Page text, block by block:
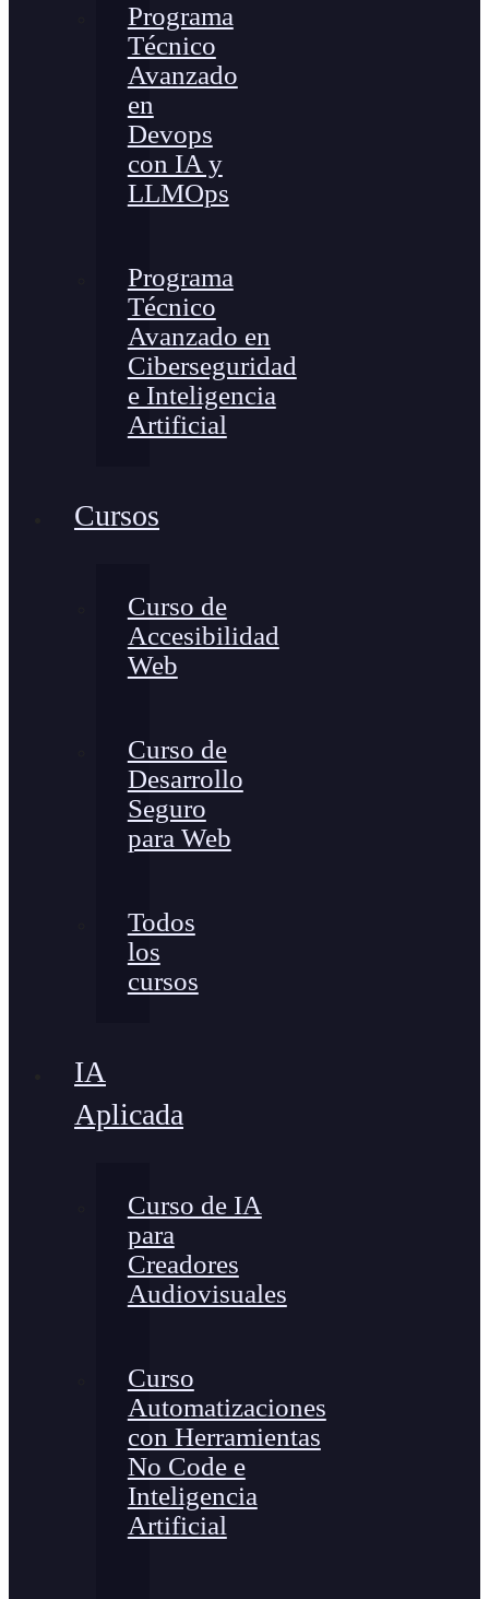
Programa
Técnico
Avanzado
en
Devops
con IA y
LLMOps
Programa
Técnico
Avanzado en
Ciberseguridad
e Inteligencia
Artificial
Cursos
Curso de
Accesibilidad
Web
Curso de
Desarrollo
Seguro
para Web
Todos
los
cursos
IA
Aplicada
Curso de IA
para
Creadores
Audiovisuales
Curso
Automatizaciones
con Herramientas
No Code e
Inteligencia
Artificial